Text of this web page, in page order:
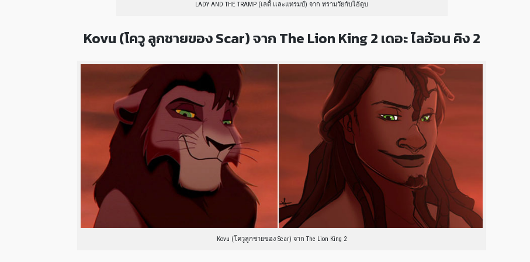
LADY AND THE TRAMP (เลดี้ เเละแทรมป์) จาก ทรามวัยกับไอ้ตูบ
Kovu (โควู ลูกชายของ Scar) จาก The Lion King 2 เดอะ ไลอ้อน คิง 2
Kovu (โควูลูกชายของ Scar) จาก The Lion King 2